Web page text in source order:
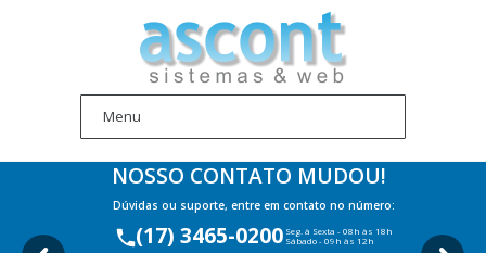
NOSSO CONTATO MUDOU!
Dúvidas ou suporte, entre em contato no número:
(17) 3465-0200 Seg. à Sexta - 08h às 18h
Sábado - 09h às 12h